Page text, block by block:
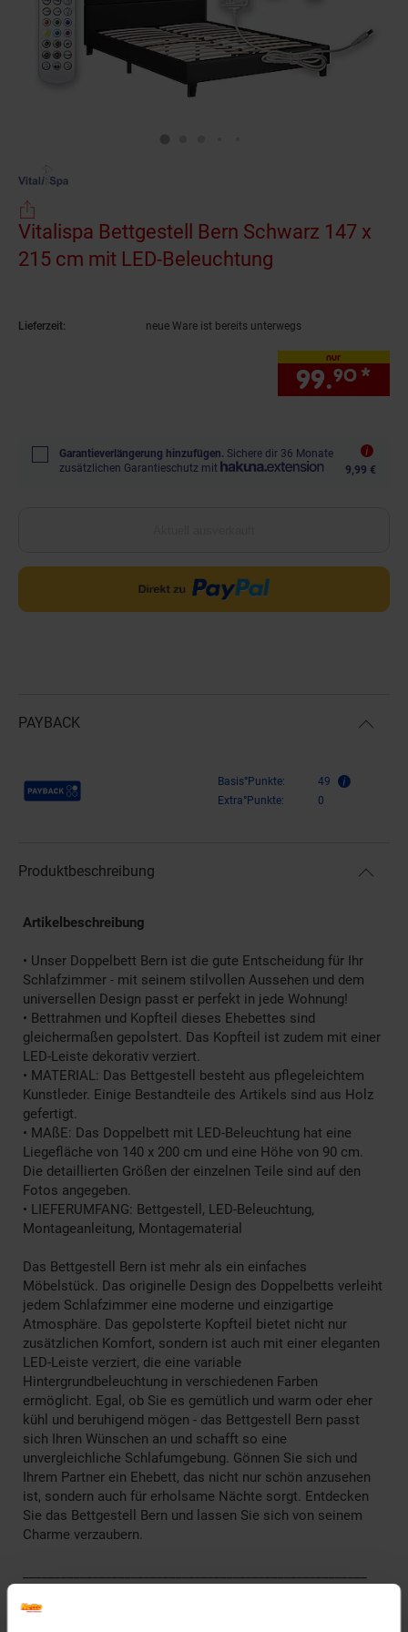
Vitalispa Bettgestell Bern Schwarz 147 x
215 cm mit LED-Beleuchtung
Lieferzeit: neue Ware ist bereits unterwegs
nur
99.90 *
Garantieverlängerung hinzufügen. Sichere dir 36 Monate
zusätzlichen Garantieschutz mit
9,99 €
PAYBACK
Payback Punkte Basis°Punkte:
49
Extra°Punkte:
0
Produktbeschreibung
Artikelbeschreibung
• Unser Doppelbett Bern ist die gute Entscheidung für Ihr
Schlafzimmer - mit seinem stilvollen Aussehen und dem
universellen Design passt er perfekt in jede Wohnung!
• Bettrahmen und Kopfteil dieses Ehebettes sind
gleichermaßen gepolstert. Das Kopfteil ist zudem mit einer
LED-Leiste dekorativ verziert.
• MATERIAL: Das Bettgestell besteht aus pflegeleichtem
Kunstleder. Einige Bestandteile des Artikels sind aus Holz
gefertigt.
• MAßE: Das Doppelbett mit LED-Beleuchtung hat eine
Liegefläche von 140 x 200 cm und eine Höhe von 90 cm.
Die detaillierten Größen der einzelnen Teile sind auf den
Fotos angegeben.
• LIEFERUMFANG: Bettgestell, LED-Beleuchtung,
Montageanleitung, Montagematerial
Das Bettgestell Bern ist mehr als ein einfaches
Möbelstück. Das originelle Design des Doppelbetts verleiht
jedem Schlafzimmer eine moderne und einzigartige
Atmosphäre. Das gepolsterte Kopfteil bietet nicht nur
zusätzlichen Komfort, sondern ist auch mit einer eleganten
LED-Leiste verziert, die eine variable
Hintergrundbeleuchtung in verschiedenen Farben
ermöglicht. Egal, ob Sie es gemütlich und warm oder eher
kühl und beruhigend mögen - das Bettgestell Bern passt
sich Ihren Wünschen an und schafft so eine
unvergleichliche Schlafumgebung. Gönnen Sie sich und
Ihrem Partner ein Ehebett, das nicht nur schön anzusehen
ist, sondern auch für erholsame Nächte sorgt. Entdecken
Sie das Bettgestell Bern und lassen Sie sich von seinem
Charme verzaubern.
Technische Daten